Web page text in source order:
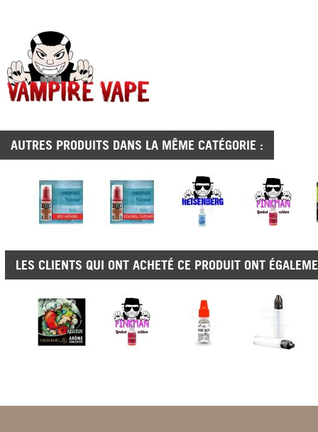
AUTRES PRODUITS DANS LA MÊME CATÉGORIE :
LES CLIENTS QUI ONT ACHETÉ CE PRODUIT ONT